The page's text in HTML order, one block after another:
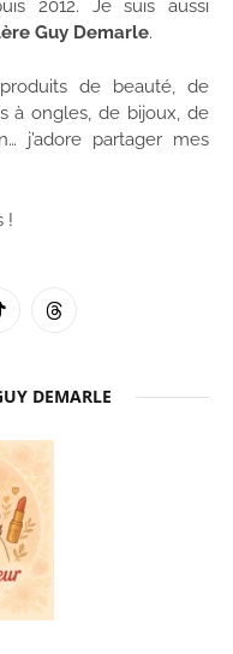
2012. Je suis aussi
Guy Demarle.
de beauté, de
à ongles, de bijoux, de
j’adore partager mes
!
Threads
DEMARLE